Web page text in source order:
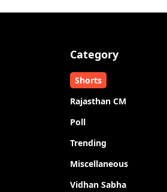
Category
Shorts
Rajasthan CM
Poll
Trending
Miscellaneous
Vidhan Sabha